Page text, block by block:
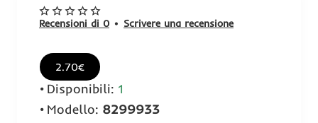
Recensioni di 0 • Scrivere una recensione
2.70€
Disponibili: 1
Modello: 8299933